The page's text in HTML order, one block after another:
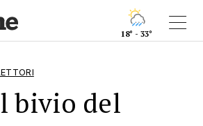
18° - 33°
bivio del